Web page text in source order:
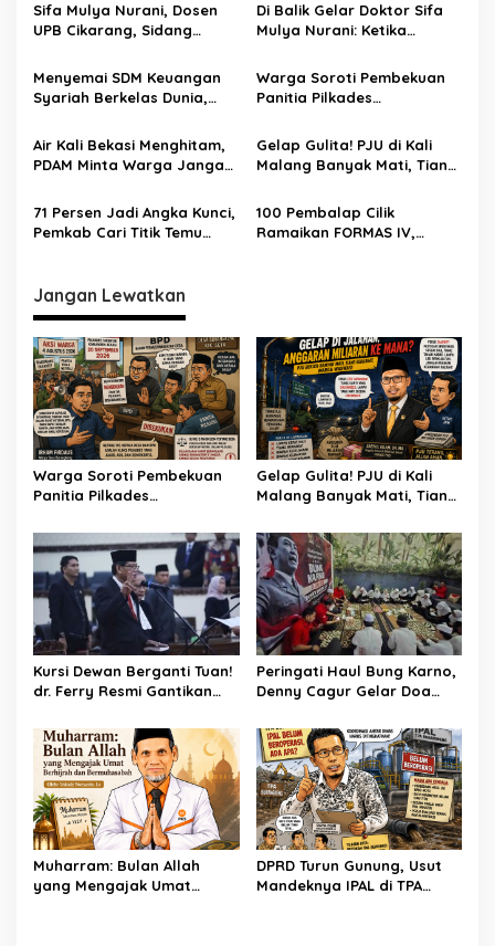
Sifa Mulya Nurani, Dosen
UPB Cikarang, Sidang
dipimpin Prof. Dr. H. Aden
Rosadi Dosen UIN SGD asal
Bekasi
Di Balik Gelar Doktor Sifa
Mulya Nurani: Ketika
Menyelamatkan Masa
Depan Anak Indonesia
Menyemai SDM Keuangan
Syariah Berkelas Dunia,
Akreditasi Unggul
Warga Soroti Pembekuan
Panitia Pilkades
Intervensi
Air Kali Bekasi Menghitam,
PDAM Minta Warga Jangan
Gelap Gulita! PJU di Kali
Malang Banyak Mati, Tiang
Waswas
71 Persen Jadi Angka Kunci,
Pemkab Cari Titik Temu
100 Pembalap Cilik
Ramaikan FORMAS IV,
Jangan Lewatkan
Warga Soroti Pembekuan
Panitia Pilkades
Intervensi
Gelap Gulita! PJU di Kali
Malang Banyak Mati, Tiang
Waswas
Kursi Dewan Berganti Tuan!
dr. Ferry Resmi Gantikan
Peringati Haul Bung Karno,
Denny Cagur Gelar Doa
Kader PDI Perjuangan di
Bandung Barat
Muharram: Bulan Allah
yang Mengajak Umat
DPRD Turun Gunung, Usut
Mandeknya IPAL di TPA